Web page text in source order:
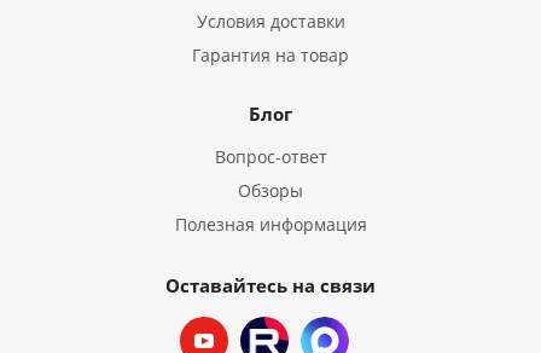
Условия доставки
Гарантия на товар
Блог
Вопрос-ответ
Обзоры
Полезная информация
Оставайтесь на связи